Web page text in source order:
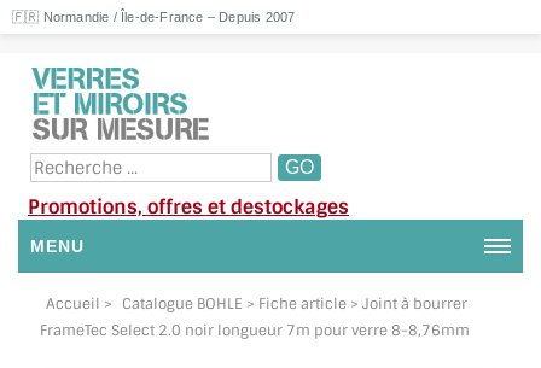
🇫🇷 Normandie / Île-de-France – Depuis 2007
Promotions, offres et destockages
MENU
NOUS CONTACTER
Accueil > Catalogue BOHLE > Fiche article > Joint à bourrer
FrameTec Select 2.0 noir longueur 7m pour verre 8-8,76mm